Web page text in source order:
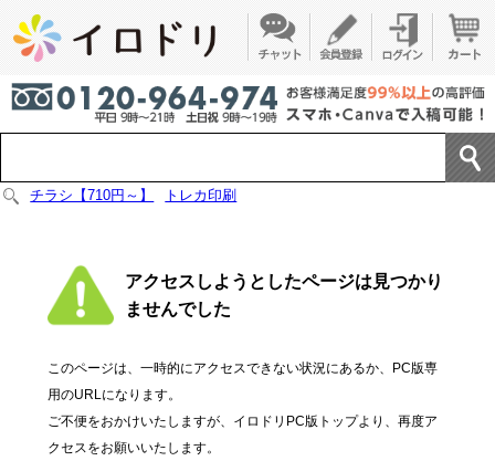
チラシ【710円～】 トレカ印刷
アクセスしようとしたページは見つかり
ませんでした
このページは、一時的にアクセスできない状況にあるか、PC版専
用のURLになります。
ご不便をおかけいたしますが、イロドリPC版トップより、再度ア
クセスをお願いいたします。